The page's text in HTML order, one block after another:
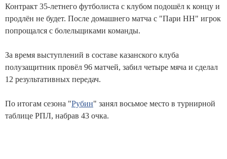
Контракт 35-летнего футболиста с клубом подошёл к концу и
продлён не будет. После домашнего матча с "Пари НН" игрок
попрощался с болельщиками команды.
За время выступлений в составе казанского клуба
полузащитник провёл 96 матчей, забил четыре мяча и сделал
12 результативных передач.
По итогам сезона "Рубин" занял восьмое место в турнирной
таблице РПЛ, набрав 43 очка.